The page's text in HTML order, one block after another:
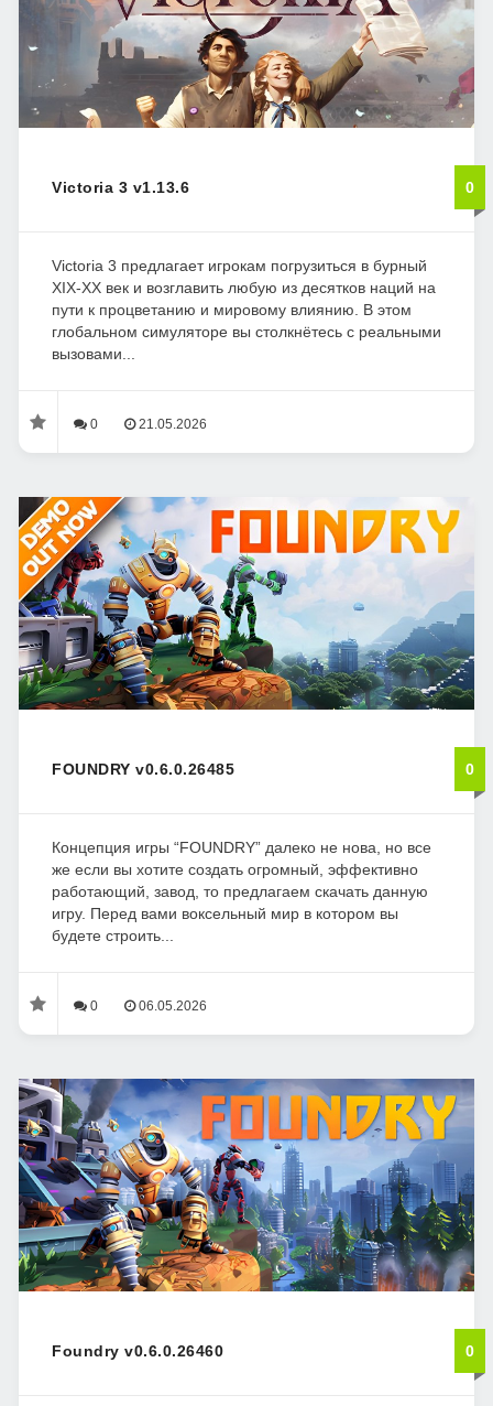
Victoria 3 v1.13.6 0
Victoria 3 предлагает игрокам погрузиться в бурный
XIX-XX век и возглавить любую из десятков наций на
пути к процветанию и мировому влиянию. В этом
глобальном симуляторе вы столкнётесь с реальными
вызовами...
0 21.05.2026
FOUNDRY v0.6.0.26485 0
Концепция игры “FOUNDRY” далеко не нова, но все
же если вы хотите создать огромный, эффективно
работающий, завод, то предлагаем скачать данную
игру. Перед вами воксельный мир в котором вы
будете строить...
0 06.05.2026
Foundry v0.6.0.26460 0